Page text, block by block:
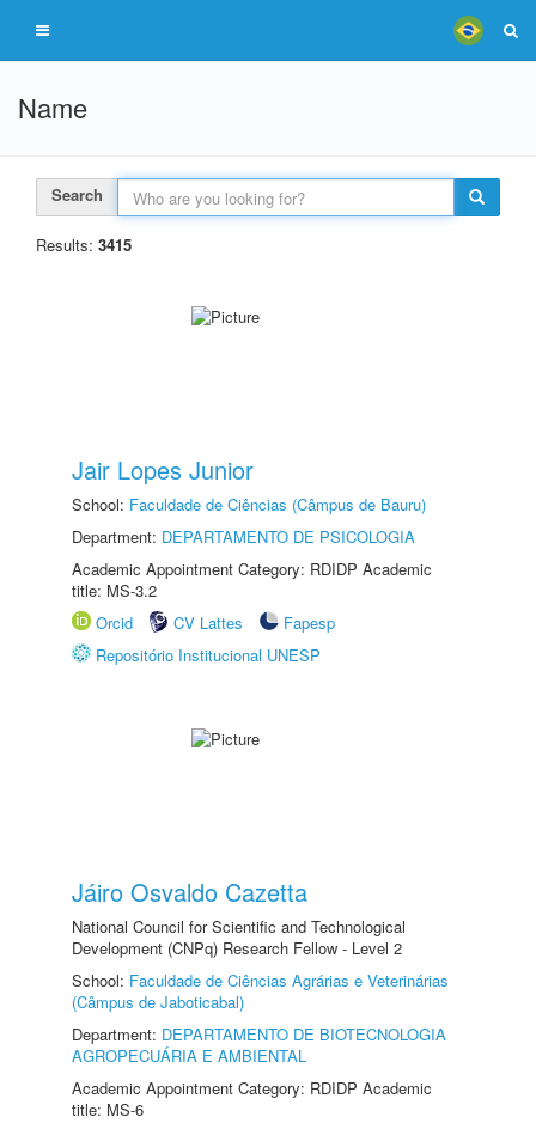
Name
Search
Results: 3415
Jair Lopes Junior
School: Faculdade de Ciências (Câmpus de Bauru)
Department: DEPARTAMENTO DE PSICOLOGIA
Academic Appointment Category: RDIDP Academic
title: MS-3.2
Orcid
CV Lattes
Fapesp
Repositório Institucional UNESP
Jáiro Osvaldo Cazetta
National Council for Scientific and Technological
Development (CNPq) Research Fellow - Level 2
School: Faculdade de Ciências Agrárias e Veterinárias
(Câmpus de Jaboticabal)
Department: DEPARTAMENTO DE BIOTECNOLOGIA
AGROPECUÁRIA E AMBIENTAL
Academic Appointment Category: RDIDP Academic
title: MS-6